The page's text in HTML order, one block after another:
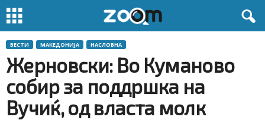
ВЕСТИ МАКЕДОНИЈА НАСЛОВНА
Жерновски: Во Куманово
собир за поддршка на
Вучиќ, од власта молк